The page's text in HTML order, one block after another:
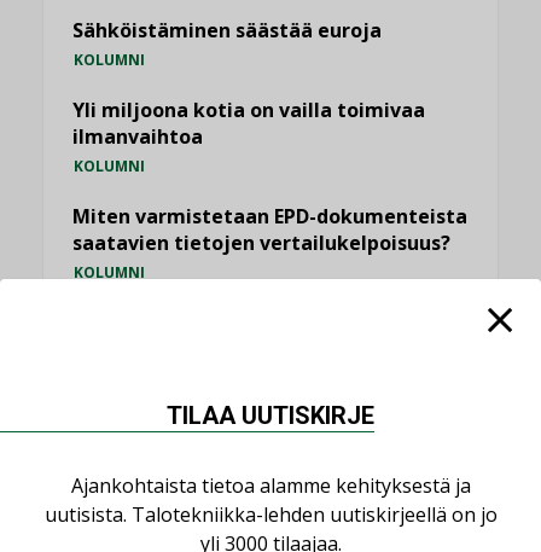
Sähköistäminen säästää euroja
KOLUMNI
Yli miljoona kotia on vailla toimivaa
ilmanvaihtoa
KOLUMNI
Miten varmistetaan EPD-dokumenteista
saatavien tietojen vertailukelpoisuus?
KOLUMNI
TILAA UUTISKIRJE
Ajankohtaista tietoa alamme kehityksestä ja
uutisista. Talotekniikka-lehden uutiskirjeellä on jo
yli 3000 tilaajaa.